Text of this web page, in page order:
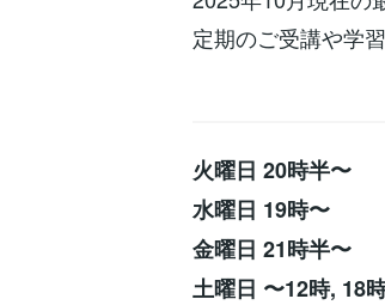
定期のご受講や学
火曜日 20時半〜
水曜日 19時〜
金曜日 21時半〜
土曜日 〜12時, 18